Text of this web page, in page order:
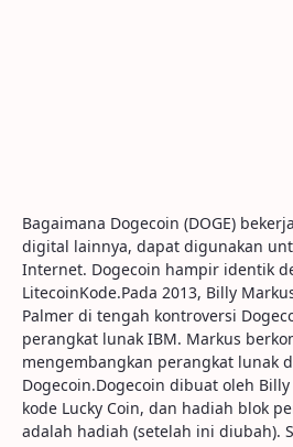
Bagaimana Dogecoin (DOGE)
digital lainnya, dapat digunakan
Internet. Dogecoin hampir identik
LitecoinKode.Pada 2013, Billy
Palmer di tengah kontroversi
perangkat lunak IBM. Markus
mengembangkan perangkat lunak
Dogecoin.Dogecoin dibuat oleh
kode Lucky Coin, dan hadiah blok
adalah hadiah (setelah ini diubah).